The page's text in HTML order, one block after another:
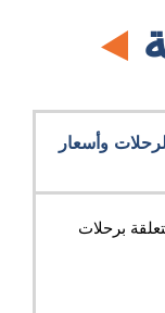
وأسعار
برحلات